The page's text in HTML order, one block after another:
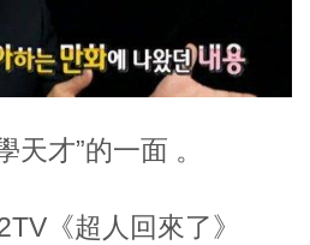
天才”的一面 。
《超人回來了》